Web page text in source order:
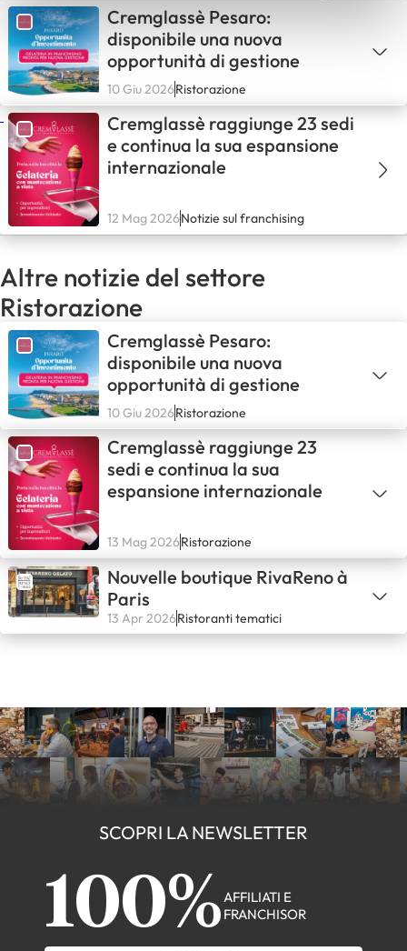
Cremglassè Pesaro:
disponibile una nuova
opportunità di gestione
10 Giu 2026Ristorazione
Cremglassè raggiunge 23 sedi
e continua la sua espansione
internazionale
12 Mag 2026Notizie sul franchising
Altre notizie del settore
Ristorazione
Cremglassè Pesaro:
disponibile una nuova
opportunità di gestione
10 Giu 2026Ristorazione
Cremglassè raggiunge 23
sedi e continua la sua
espansione internazionale
13 Mag 2026Ristorazione
Nouvelle boutique RivaReno à
Paris
13 Apr 2026Ristoranti tematici
SCOPRI LA NEWSLETTER
100% AFFILIATI E
FRANCHISOR